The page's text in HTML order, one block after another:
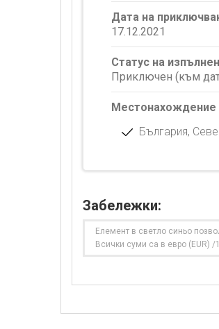
Дата на
17.12.2021
Статус на
Приключен (към
Местонахождение
България,
Забележки:
Елемент в светло синьо
Всички суми са в евро (EUR) /